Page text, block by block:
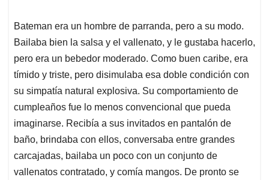
Bateman era un hombre de parranda, pero a su modo.
Bailaba bien la salsa y el vallenato, y le gustaba hacerlo,
pero era un bebedor moderado. Como buen caribe, era
tímido y triste, pero disimulaba esa doble condición con
su simpatía natural explosiva. Su comportamiento de
cumpleaños fue lo menos convencional que pueda
imaginarse. Recibía a sus invitados en pantalón de
baño, brindaba con ellos, conversaba entre grandes
carcajadas, bailaba un poco con un conjunto de
vallenatos contratado, y comía mangos. De pronto se